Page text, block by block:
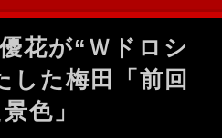
花が“Ｗドロシ
た梅田「前回
色」